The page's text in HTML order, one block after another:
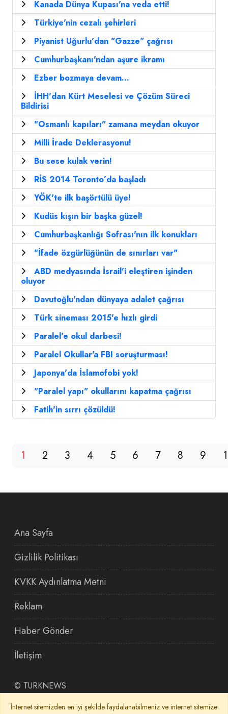
Kanada Dünya Kupası'na veda etti!
Türkiye'nin cezalı şehirleri
Piyanist Uğurlu'dan "Gazze" çağrısı
Cumhurbaşkanı'ndan aşure ikramı
Ezber bozmaya devam...
İHH'dan Kürt Meselesi ve Çözüm Süreci
Bildirisi
"Osmanlı kapıları" zamana meydan okuyor
Milli İrade Deklerasyonu!
Bu sese kulak verin!
RİS 2014 Toronto’da başladı
YÖK'te ilk başörtülü üye!
Kudüs kışın bir başka güzel!
Cumhurbaşkanlığı Sofrası'nın ilk konukları
"İfade özgürlüğünün de sınırları var"
ABD medyasında İsrail'i eleştiren işinden
oluyor
Davutoğlu'ndan dünyaya adalet çağrısı
Türk sineması 2015'e hızlı girdi
Paralel'e okul darbesi!
Paralel Okullar'a FBI soruşturması!
Japonya'da İslamofobi yok!
"Paralel yapı" okullarını kapatma çağrısı
Fatih'in sırrı çözüldü!
1 2 3 4 5 6 7 8 9
Ana Sayfa
Gizlilik Politikası
KVKK Aydınlatma Metni
Reklam
Haber Gönder
İletişim
© TURKNEWS
İnternet sitemizden en iyi şekilde faydalanabilmeniz ve internet sitemize